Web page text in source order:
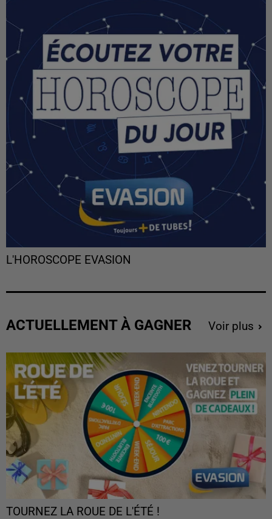
L'HOROSCOPE EVASION
ACTUELLEMENT À GAGNER Voir plus
TOURNEZ LA ROUE DE L'ÉTÉ !